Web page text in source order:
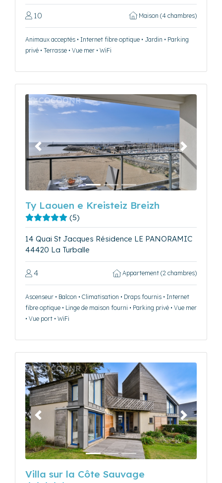
10 Maison (4 chambres)
Animaux acceptés • Internet fibre optique • Jardin • Parking
privé • Terrasse • Vue mer • WiFi
Précédent Suivant
Ty Laouen e Kreisteiz Breizh
(5)
14 Quai St Jacques Résidence LE PANORAMIC
44420 La Turballe
4 Appartement (2 chambres)
Ascenseur • Balcon • Climatisation • Draps fournis • Internet
fibre optique • Linge de maison fourni • Parking privé • Vue mer
• Vue port • WiFi
Précédent Suivant
Villa sur la Côte Sauvage